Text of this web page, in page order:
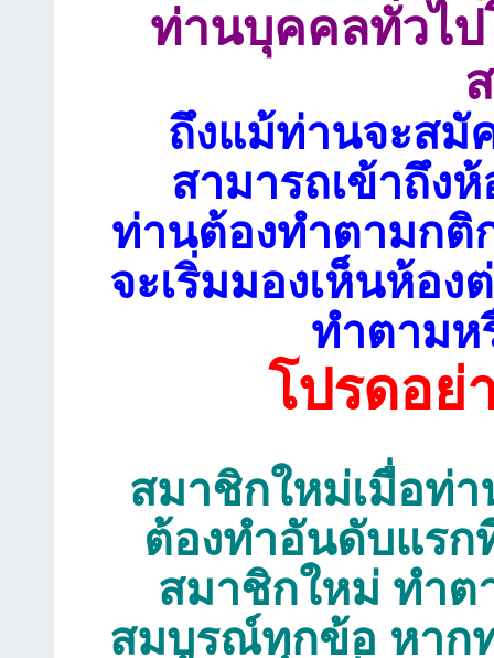
ท่านบุคคลทั่วไ
ถึงแม้ท่านจะสมั
สามารถเข้าถึง
ท่านต้องทำตามกติ
จะเริ่มมองเห็นห้อ
ทำตามห
โปรดอย่
สมาชิกใหม่เมื่อท่
ต้องทำอันดับแรก
สมาชิกใหม่ ทำ
สมบูรณ์ทุกข้อ หาก